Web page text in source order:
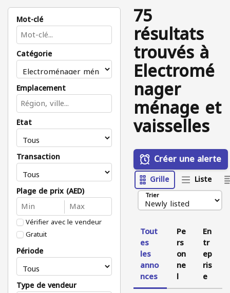
Mot-clé
Catégorie
Emplacement
État
Transaction
Plage de prix (AED)
Vérifier avec le vendeur
Gratuit
Période
Type de vendeur
75
résultats
trouvés à
Electromé
nager
ménage et
vaisselles
Créer une alerte
Grille Liste
Trier
Tout
es
les
anno
nces
Pe
rs
on
ne
l
En
tr
ep
ris
e